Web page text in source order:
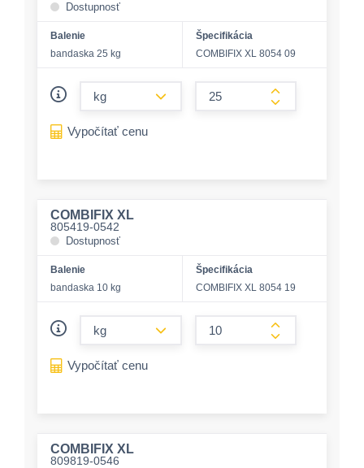
Dostupnosť
Balenie
bandaska 25 kg
Špecifikácia
COMBIFIX XL 8054 09
form.increase-
Vypočítať cenu
COMBIFIX XL
805419-0542
Dostupnosť
Balenie
bandaska 10 kg
Špecifikácia
COMBIFIX XL 8054 19
form.increase-
Vypočítať cenu
COMBIFIX XL
809819-0546